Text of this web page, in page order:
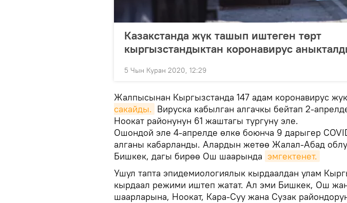
Казакстанда жүк ташып иштеген төрт
кыргызстандыктан коронавирус
5 Чын Куран 2020, 12:29
Жалпысынан Кыргызстанда 147 адам коронавирус
сакайды. Вируска кабылган алгачкы бейтап 2-
Ноокат районунун 61 жаштагы тургуну эле.
Ошондой эле 4-апрелде өлкө боюнча 9 дарыгер
алганы кабарланды. Алардын жетөө Жалал-Абад
Бишкек, дагы бирөө Ош шаарында эмгектенет.
Ушул тапта эпидемиологиялык кырдаалдан улам
кырдаал режими иштеп жатат. Ал эми Бишкек, Ош
шаарларына, Ноокат, Кара-Суу жана Сузак